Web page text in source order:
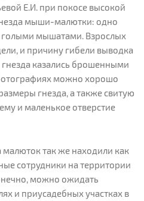
Е.И. при покосе высокой
мыши-малютки: одно
голыми мышатами. Взрослых
и причину гибели выводка
гнезда казались брошенными
можно хорошо
гнезда, а также свитую
и маленькое отверстие
так же находили как
сотрудники на территории
можно ожидать
и приусадебных участках в